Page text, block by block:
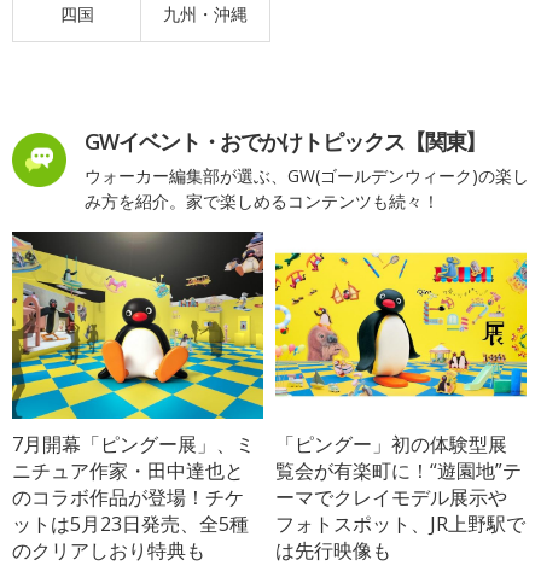
四国 九州・沖縄
GWイベント・おでかけトピックス【関東】
ウォーカー編集部が選ぶ、GW(ゴールデンウィーク)の楽し
み方を紹介。家で楽しめるコンテンツも続々！
7月開幕「ピングー展」、ミ
ニチュア作家・田中達也と
のコラボ作品が登場！チケ
ットは5月23日発売、全5種
のクリアしおり特典も
「ピングー」初の体験型展
覧会が有楽町に！“遊園地”テ
ーマでクレイモデル展示や
フォトスポット、JR上野駅で
は先行映像も